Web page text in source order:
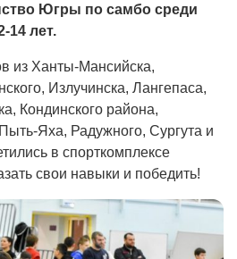
Югры по самбо среди
14 лет.
из Ханты-Мансийска,
Излучинска, Лангепаса,
Кондинского района,
Яха, Радужного, Сургута и
в спорткомплексе
свои навыки и победить!